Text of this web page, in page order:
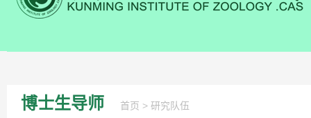
博士生导师 首页 > 研究队伍